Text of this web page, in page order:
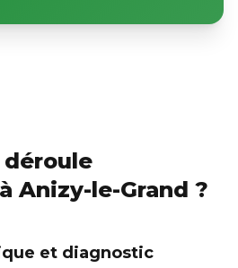
Anizy-le-Grand ?
et diagnostic